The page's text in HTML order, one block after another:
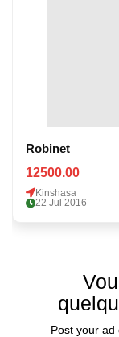
Robinet
12500.00
Kinshasa
22 Jul 2016
Post your ad